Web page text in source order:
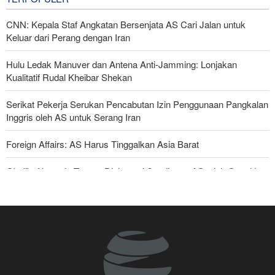
CNN: Kepala Staf Angkatan Bersenjata AS Cari Jalan untuk
Keluar dari Perang dengan Iran
Hulu Ledak Manuver dan Antena Anti-Jamming: Lonjakan
Kualitatif Rudal Kheibar Shekan
Serikat Pekerja Serukan Pencabutan Izin Penggunaan Pangkalan
Inggris oleh AS untuk Serang Iran
Foreign Affairs: AS Harus Tinggalkan Asia Barat
Ghalibaf kepada Trump: Diplomasi Sandiwara AS telah Gagal !
Araghchi kepada Negara Tetangga: Kini Saatnya Andalkan Diri
Sendiri dan Jalin Persaudaraan Sejati